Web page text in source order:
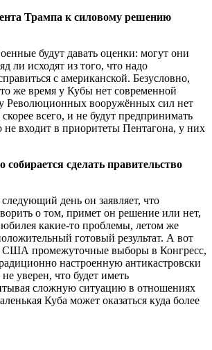
Трампа к силовому решению
будут давать оценки: могут они
ли исходят из того, что надо
с американской. Безусловно,
же время у Кубы нет современной
Революционных вооружённых сил нет
всего, и не будут предпринимать
входит в приоритеты Пентагона, у них
сделать правительство
день он заявляет, что
о том, примет он решение или нет,
какие-то проблемы, летом же
готовый результат. А вот
в США промежуточные выборы в Конгресс,
настроенную антикастровски
уверен, что будет иметь
сложную ситуацию в отношениях
Куба может оказаться куда более